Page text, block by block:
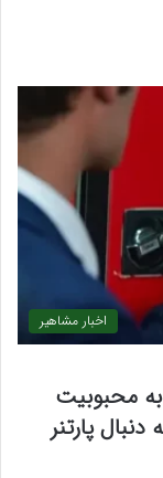
اخبار مشاهیر
رابیا سویترک که با سریال Duy Beni به محبوبیت
پارتنر